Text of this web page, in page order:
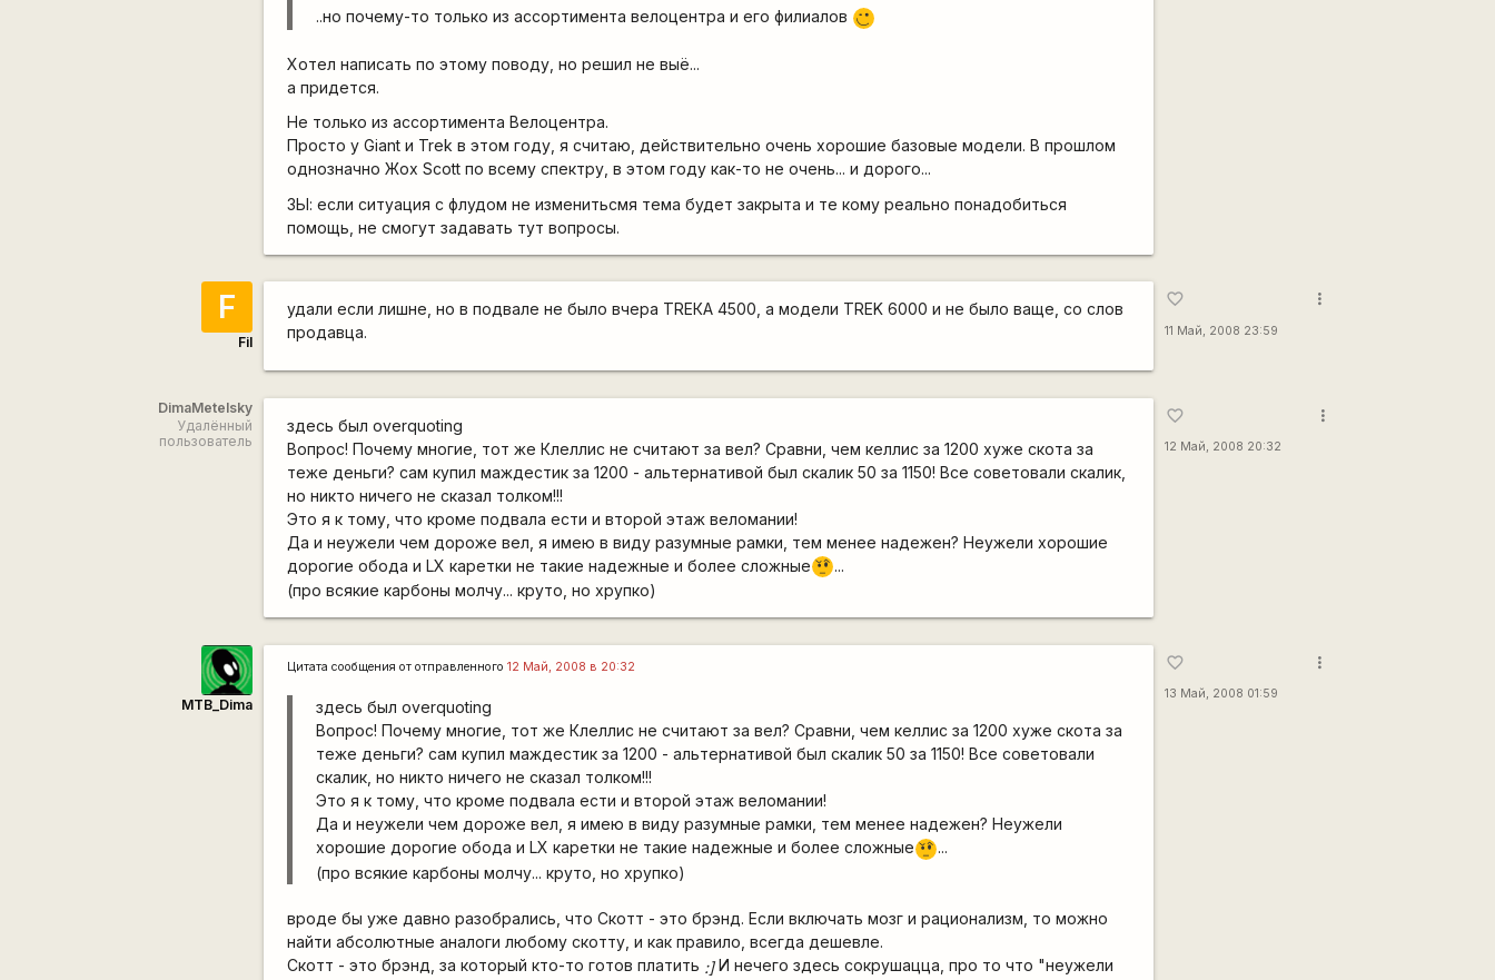
..но почему-то только из ассортимента велоцентра и его филиалов ;)
Хотел написать по этому поводу, но решил не выё...
а придется.
Не только из ассортимента Велоцентра.
Просто у Giant и Trek в этом году, я считаю, действительно очень хорошие базовые модели. В прошлом
однозначно Жох Scott по всему спектру, в этом году как-то не очень... и дорого...
ЗЫ: если ситуация с флудом не изменитьсмя тема будет закрыта и те кому реально понадобиться
помощь, не смогут задавать тут вопросы.
F
Fil
удали если лишне, но в подвале не было вчера ТRЕКА 4500, а модели TREK 6000 и не было ваще, со слов
продавца.
favorite_border
11 Май, 2008 23:59
more_vert
DimaMetelsky
Удалённый
пользователь
здесь был overquoting
Вопрос! Почему многие, тот же Клеллис не считают за вел? Сравни, чем келлис за 1200 хуже скота за
теже деньги? сам купил маждестик за 1200 - альтернативой был скалик 50 за 1150! Все советовали скалик,
но никто ничего не сказал толком!!!
Это я к тому, что кроме подвала ести и второй этаж веломании!
Да и неужели чем дороже вел, я имею в виду разумные рамки, тем менее надежен? Неужели хорошие
дорогие обода и LX каретки не такие надежные и более сложные???...
(про всякие карбоны молчу... круто, но хрупко)
favorite_border
12 Май, 2008 20:32
more_vert
MTB_Dima
Цитата сообщения ототправленного12 Май, 2008 в 20:32
здесь был overquoting
Вопрос! Почему многие, тот же Клеллис не считают за вел? Сравни, чем келлис за 1200 хуже скота за
теже деньги? сам купил маждестик за 1200 - альтернативой был скалик 50 за 1150! Все советовали
скалик, но никто ничего не сказал толком!!!
Это я к тому, что кроме подвала ести и второй этаж веломании!
Да и неужели чем дороже вел, я имею в виду разумные рамки, тем менее надежен? Неужели
хорошие дорогие обода и LX каретки не такие надежные и более сложные???...
(про всякие карбоны молчу... круто, но хрупко)
вроде бы уже давно разобрались, что Скотт - это брэнд. Если включать мозг и рационализм, то можно
найти абсолютные аналоги любому скотту, и как правило, всегда дешевле.
Скотт - это брэнд, за который кто-то готов платить :]И нечего здесь сокрушацца, про то что "неужели
favorite_border
13 Май, 2008 01:59
more_vert